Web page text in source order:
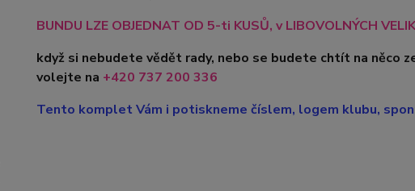
BUNDU LZE OBJEDNAT OD 5-ti KUSŮ, v LIBOVOLNÝCH
když si nebudete vědět rady, nebo se budete chtít na něco
volejte na +420 737 200 336
Tento komplet Vám i potiskneme číslem, logem klubu,